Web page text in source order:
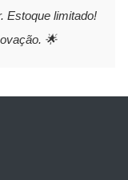
Estoque limitado!
🌟